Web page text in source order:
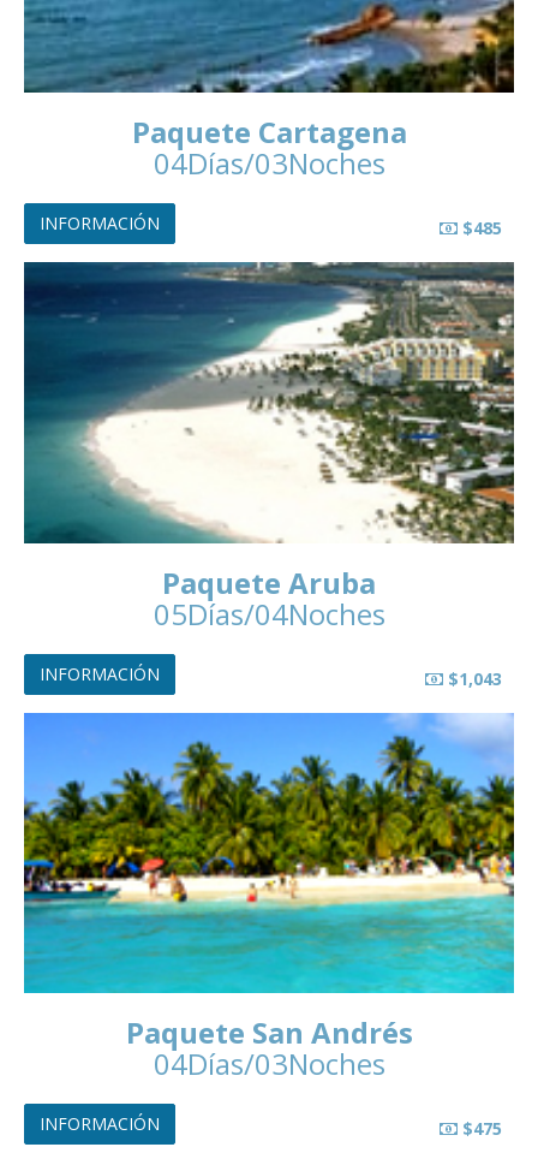
Paquete Cartagena
04Días/03Noches
$485
INFORMACIÓN
Paquete Aruba
05Días/04Noches
$1,043
INFORMACIÓN
Paquete San Andrés
04Días/03Noches
$475
INFORMACIÓN